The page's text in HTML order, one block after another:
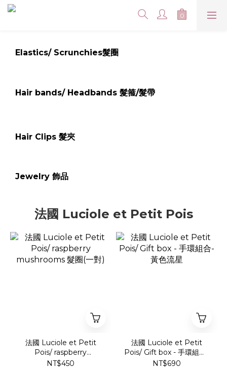
Elastics/ Scrunchies髮圈
Hair bands/ Headbands 髮箍/髮帶
Hair Clips 髮夾
Jewelry 飾品
法國 Luciole et Petit Pois
法國 Luciole et Petit
Pois/ raspberry
mushrooms 髮圈(一對)
NT$450
法國 Luciole et Petit
Pois/ Gift box - 手環組合-
黃色流星
NT$690